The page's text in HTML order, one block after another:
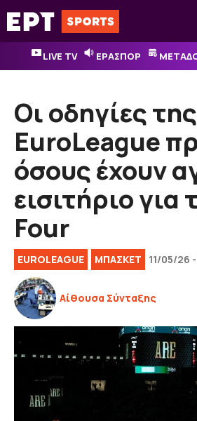
Μετάβαση
σε
περιεχόμενο
LIVE TV ΕΡΑΣΠΟΡ
Οι οδηγίες της
EuroLeague
όσους έχουν
εισιτήριο για
Four
EUROLEAGUE ΜΠΑΣΚΕΤ 11/05/26
Αίθουσα Σύνταξης